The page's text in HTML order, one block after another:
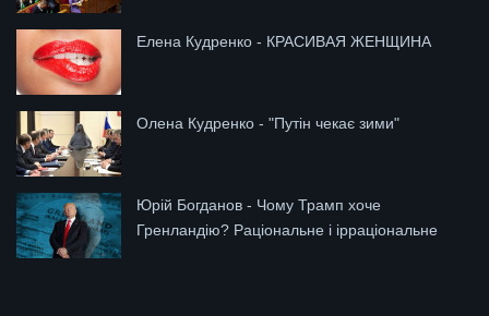
Елена Кудренко - КРАСИВАЯ ЖЕНЩИНА
Олена Кудренко - "Путін чекає зими"
Юрій Богданов - Чому Трамп хоче
Гренландію? Раціональне і ірраціональне